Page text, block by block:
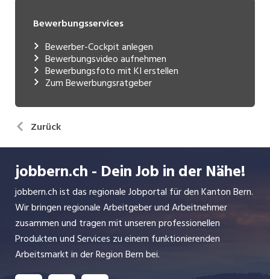
Bewerbungsservices
Bewerber-Cockpit anlegen
Bewerbungsvideo aufnehmen
Bewerbungsfoto mit KI erstellen
Zum Bewerbungsratgeber
Zurück
jobbern.ch - Dein Job in der Nähe!
jobbern.ch ist das regionale Jobportal für den Kanton Bern.
Wir bringen regionale Arbeitgeber und Arbeitnehmer
zusammen und tragen mit unseren professionellen
Produkten und Services zu einem funktionierenden
Arbeitsmarkt in der Region Bern bei.